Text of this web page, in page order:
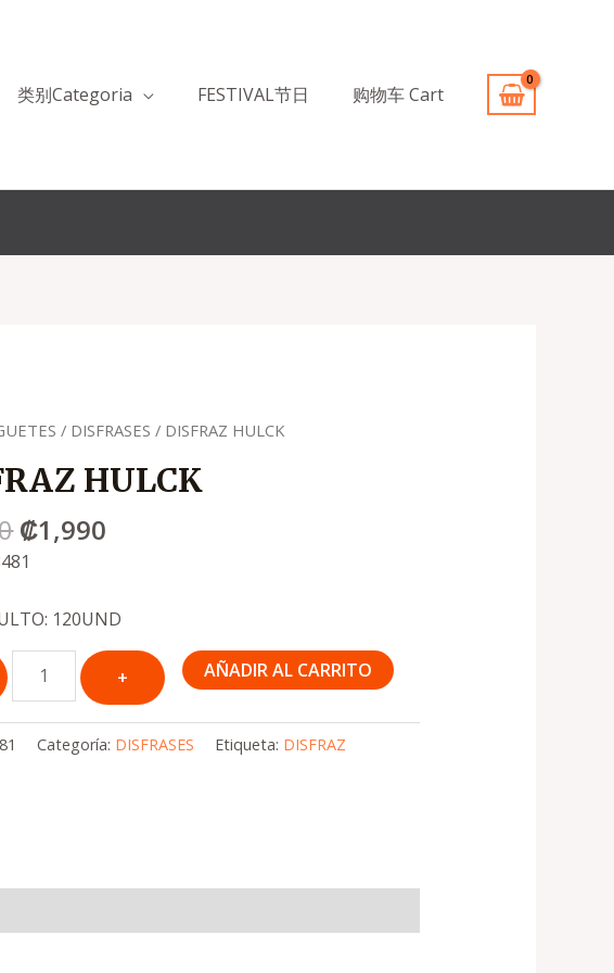
类别Categoria FESTIVAL节日 购物车 Cart
/ DISFRASES / DISFRAZ HULCK
HULCK
El
original
era:
.
₡2,950
₡1,990
El
actual
120UND
AÑADIR AL CARRITO
Categoría: DISFRASES Etiqueta: DISFRAZ